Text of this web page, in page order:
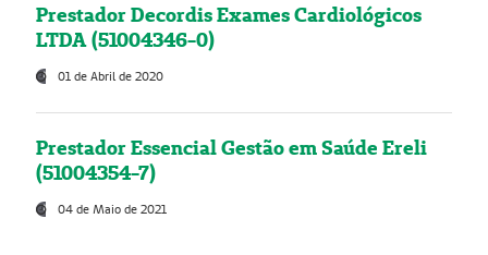
Prestador Decordis Exames Cardiológicos
LTDA (51004346-0)
01 de Abril de 2020
Prestador Essencial Gestão em Saúde Ereli
(51004354-7)
04 de Maio de 2021